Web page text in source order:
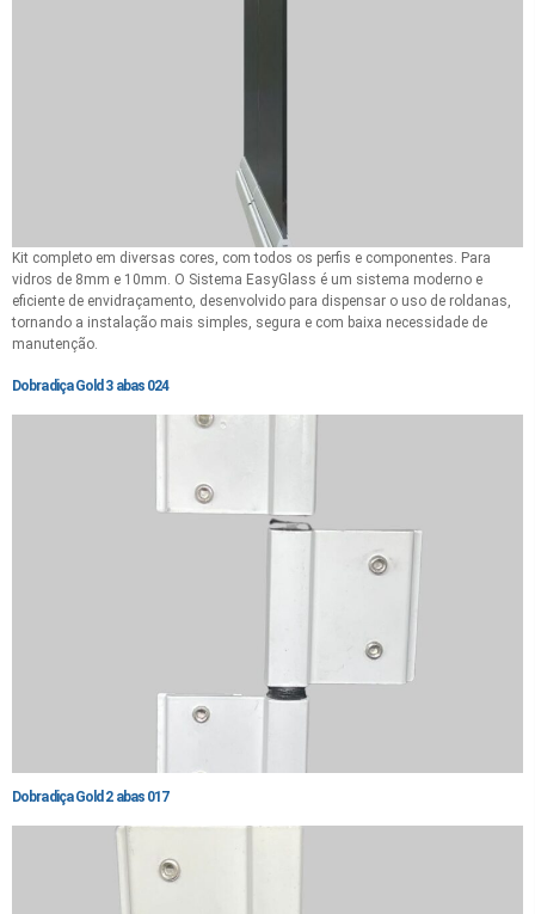
Kit completo em diversas cores, com todos os perfis e componentes. Para
vidros de 8mm e 10mm. O Sistema EasyGlass é um sistema moderno e
eficiente de envidraçamento, desenvolvido para dispensar o uso de roldanas,
tornando a instalação mais simples, segura e com baixa necessidade de
manutenção.
Dobradiça Gold 3 abas 024
Dobradiça Gold 2 abas 017